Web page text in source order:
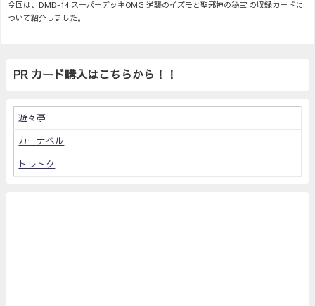
今回は、DMD-14 スーパーデッキOMG 逆襲のイズモと聖邪神の秘宝 の収録カードに
ついて紹介しました。
PR カード購入はこちらから！！
遊々亭
カーナベル
トレトク